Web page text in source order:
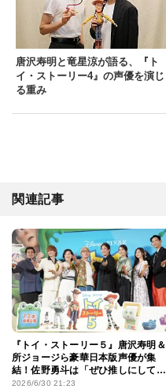
唐沢寿明と竜星涼が語る、『ト
イ・ストーリー4』の声優を演じ
る重み
関連記事
『トイ・ストーリー５』唐沢寿明＆
所ジョージら豪華日本版声優が集
結！佐野勇斗は「ぜひ推しにして」
と新キャラの魅力アピール
2026/6/30 21:23